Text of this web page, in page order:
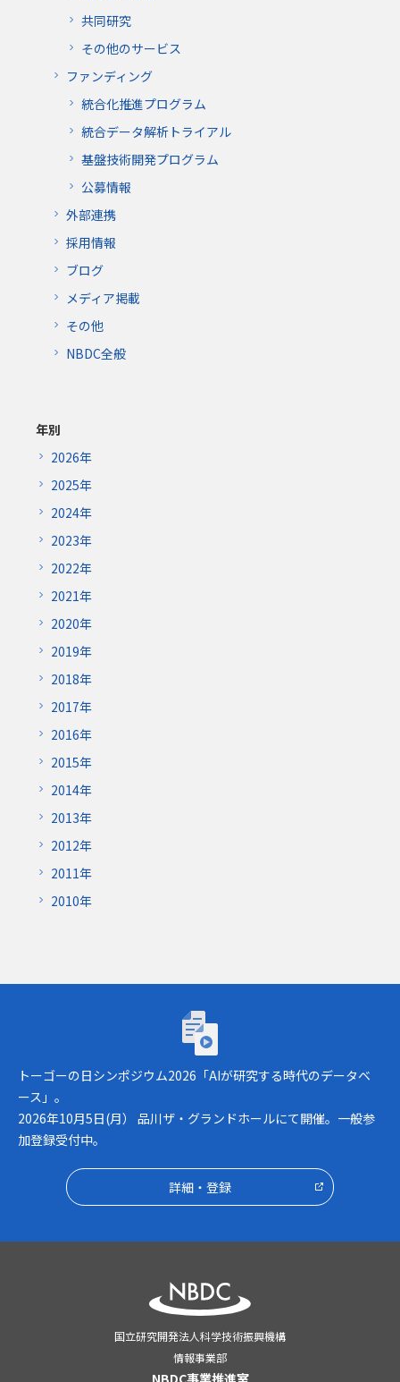
共同研究
その他のサービス
ファンディング
統合化推進プログラム
統合データ解析トライアル
基盤技術開発プログラム
公募情報
外部連携
採用情報
ブログ
メディア掲載
その他
NBDC全般
年別
2026年
2025年
2024年
2023年
2022年
2021年
2020年
2019年
2018年
2017年
2016年
2015年
2014年
2013年
2012年
2011年
2010年
トーゴーの日シンポジウム2026「AIが研究
トーゴーの日シンポジウム2026「AIが研究する時代のデータベ
ース」。
2026年10月5日(月） 品川ザ・グランドホールにて開催。一般参
加登録受付中。
詳細・登録
国立研究開発法人科学技術振興機構
情報事業部